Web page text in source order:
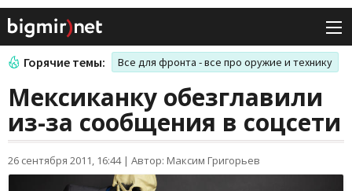
Горячие темы: Все для фронта - все про оружие и технику
Мексиканку обезглавили
из-за сообщения в соцсети
26 сентября 2011, 16:44| Автор: Максим Григорьев